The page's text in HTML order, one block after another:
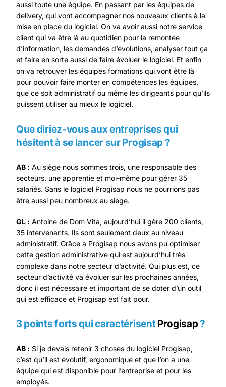
aussi toute une équipe. En passant par les équipes de
delivery, qui vont accompagner nos nouveaux clients à la
mise en place du logiciel. On va avoir aussi notre service
client qui va être là au quotidien pour la remontée
d’information, les demandes d’évolutions, analyser tout ça
et faire en sorte aussi de faire évoluer le logiciel. Et enfin
on va retrouver les équipes formations qui vont être là
pour pouvoir faire monter en compétences les équipes,
que ce soit administratif ou même les dirigeants pour qu’ils
puissent utiliser au mieux le logiciel.
Que diriez-vous aux entreprises qui
hésitent à se lancer sur Progisap ?
AB : Au siège nous sommes trois, une responsable des
secteurs, une apprentie et moi-même pour gérer 35
salariés. Sans le logiciel Progisap nous ne pourrions pas
être aussi peu nombreux au siège.
GL : Antoine de Dom Vita, aujourd’hui il gère 200 clients,
35 intervenants. Ils sont seulement deux au niveau
administratif. Grâce à Progisap nous avons pu optimiser
cette gestion administrative qui est aujourd’hui très
complexe dans notre secteur d’activité. Qui plus est, ce
secteur d’activité va évoluer sur les prochaines années,
donc il est nécessaire et important de se doter d’un outil
qui est efficace et Progisap est fait pour.
3 points forts qui caractérisentProgisap?
AB : Si je devais retenir 3 choses du logiciel Progisap,
c’est qu’il est évolutif, ergonomique et que l’on a une
équipe qui est disponible pour l’entreprise et pour les
employés.